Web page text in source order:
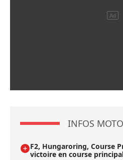
INFOS
F2, Hungaroring, Course
victoire en course